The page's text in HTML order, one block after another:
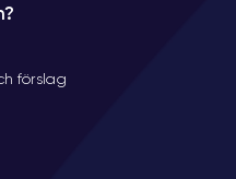
förslag